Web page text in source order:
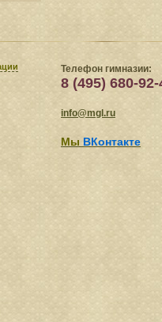
Телефон гимназии:
8 (495) 680-92-
info@mgl.ru
Мы ВКонтакте